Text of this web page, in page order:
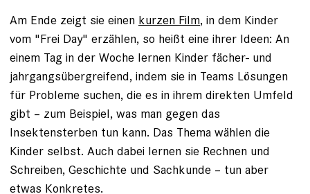
Am Ende zeigt sie einen kurzen Film, in dem Kinder
vom "Frei Day" erzählen, so heißt eine ihrer Ideen: An
einem Tag in der Woche lernen Kinder fächer- und
jahrgangsübergreifend, indem sie in Teams Lösungen
für Probleme suchen, die es in ihrem direkten Umfeld
gibt – zum Beispiel, was man gegen das
Insektensterben tun kann. Das Thema wählen die
Kinder selbst. Auch dabei lernen sie Rechnen und
Schreiben, Geschichte und Sachkunde – tun aber
etwas Konkretes.